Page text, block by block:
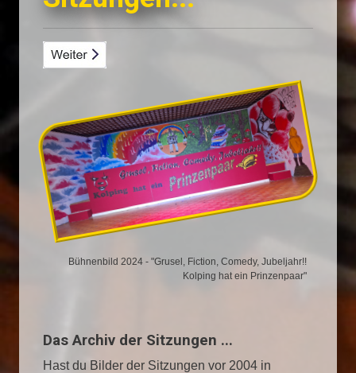
Bühnenbild 2024 - "Grusel, Fiction, Comedy, Jubeljahr!!
Kolping hat ein Prinzenpaar"
Das Archiv der Sitzungen ...
Hast du Bilder der Sitzungen vor 2004 in